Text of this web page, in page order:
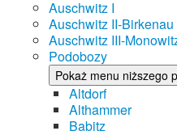
Auschwitz I
Auschwitz II-Birkenau
Auschwitz III-
Podobozy
Pokaż menu niższego
Altdorf
Althammer
Babitz